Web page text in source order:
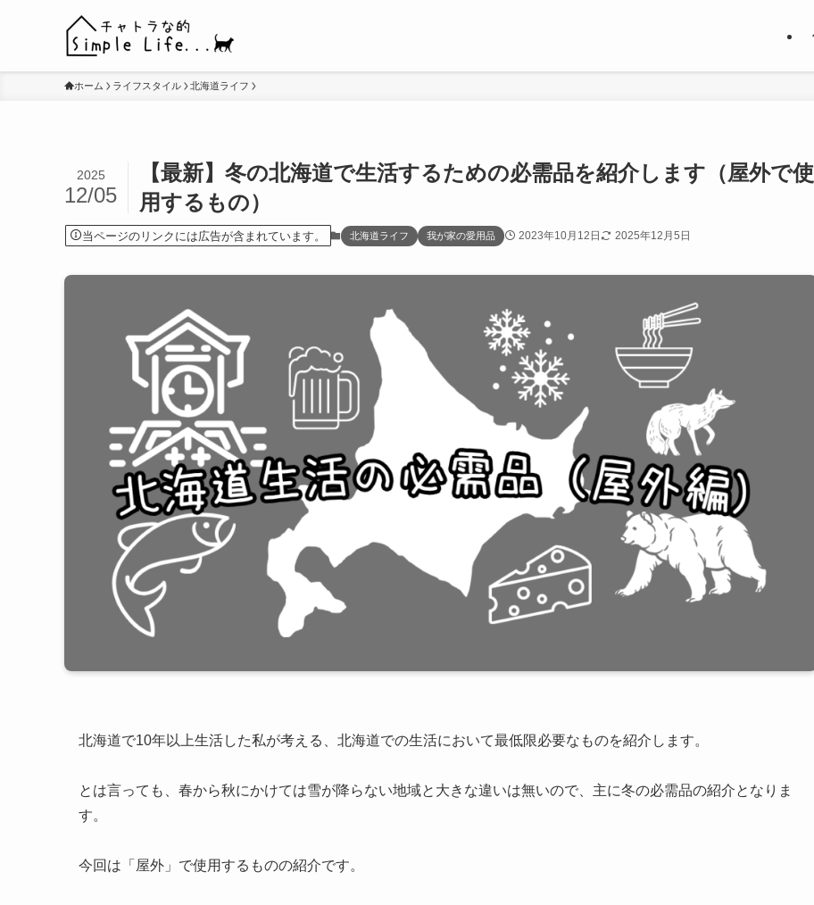
ホーム ライフスタイル 北海道ライフ
【最新】冬の北海道で生活するための必需品を紹介します（屋外で使
用するもの）
2025
12/05
当ページのリンクには広告が含まれています。 北海道ライフ 我が家の愛用品 2023年10月12日 2025年12月5日
北海道で10年以上生活した私が考える、北海道での生活において最低限必要なものを紹介します。
とは言っても、春から秋にかけては雪が降らない地域と大きな違いは無いので、主に冬の必需品の紹介となりま
す。
今回は「屋外」で使用するものの紹介です。